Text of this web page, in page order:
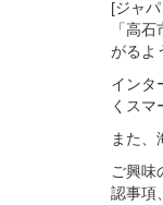
[ジャ
「高
がるよ
インタ
くスマ
また、
ご興味
認事項